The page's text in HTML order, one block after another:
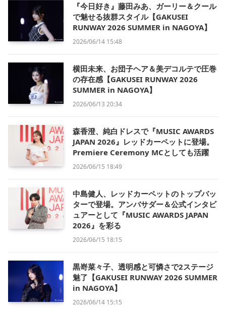
『今日好き』藤田みあ、ガーリー＆クール
で魅せる抜群スタイル【GAKUSEI
RUNWAY 2026 SUMMER in NAGOYA】
2026/06/14 15:48
横田未来、お団子ヘア＆美デコルテで圧巻
の存在感【GAKUSEI RUNWAY 2026
SUMMER in NAGOYA】
2026/06/13 20:34
森香澄、純白ドレスで『MUSIC AWARDS
JAPAN 2026』レッドカーペットに登場。
Premiere Ceremony MCとしても活躍
2026/06/15 18:49
中島健人、レッドカーペットのトップバッ
ターで登場。アンバサダー＆公式インタビ
ュアーとして『MUSIC AWARDS JAPAN
2026』を彩る
2026/06/15 18:15
黒嵜菜々子、透明感と可憐さで2ステージ
魅了【GAKUSEI RUNWAY 2026 SUMMER
in NAGOYA】
2026/06/14 15:15